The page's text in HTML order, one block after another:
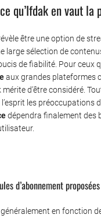
qu’Ifdak en vaut la
être une option de
large sélection de
de fiabilité. Pour ceux
aux grandes plateformes
d’être considéré.
les préoccupations
dépendra finalement des
d’abonnement
en fonction